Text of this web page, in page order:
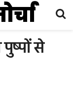
पुष्पों से